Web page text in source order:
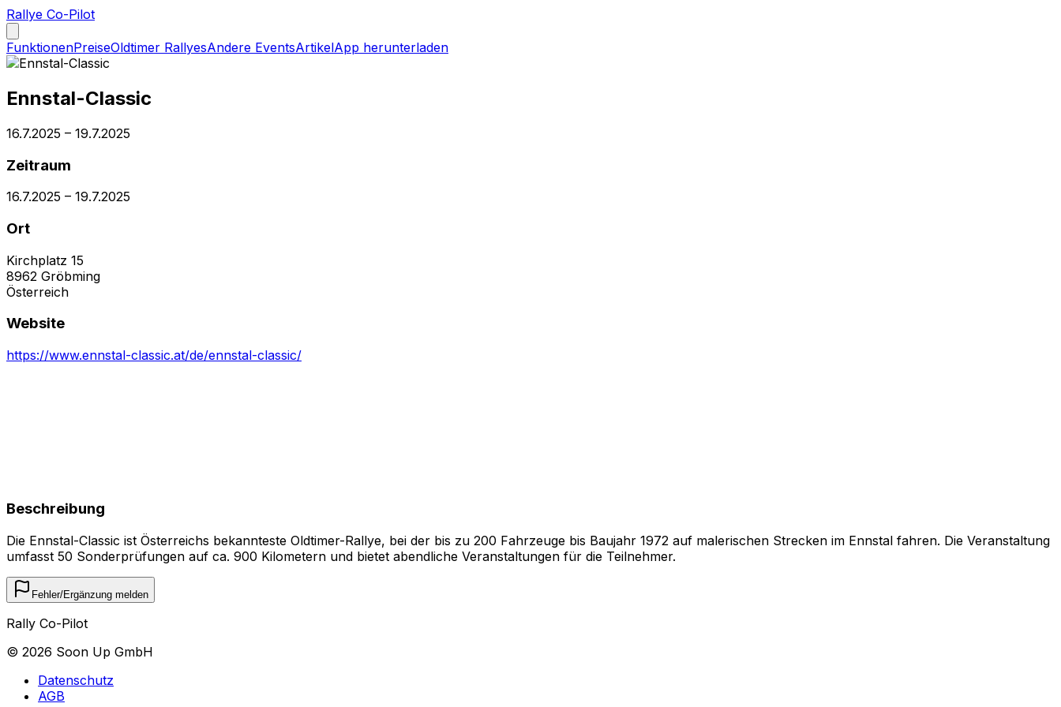
Rallye Co-Pilot
FunktionenPreiseOldtimer RallyesAndere EventsArtikelApp herunterladen
Ennstal-Classic
16.7.2025 – 19.7.2025
Zeitraum
16.7.2025 – 19.7.2025
Ort
Kirchplatz 15
8962 Gröbming
Österreich
Website
https://www.ennstal-classic.at/de/ennstal-classic/
Beschreibung
Die Ennstal-Classic ist Österreichs bekannteste Oldtimer-Rallye, bei der bis zu 200 Fahrzeuge bis Baujahr 1972 auf malerischen Strecken im Ennstal fahren. Die Veranstaltung
umfasst 50 Sonderprüfungen auf ca. 900 Kilometern und bietet abendliche Veranstaltungen für die Teilnehmer.
Fehler/Ergänzung melden
Rally Co-Pilot
© 2026 Soon Up GmbH
Datenschutz
AGB